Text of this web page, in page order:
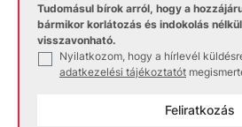
Tudomásul bírok arról, hogy a
bármikor korlátozás és indokolás
visszavonható.
Nyilatkozom, hogy a hírlevél
adatkezelési tájékoztatót
Feliratkozás